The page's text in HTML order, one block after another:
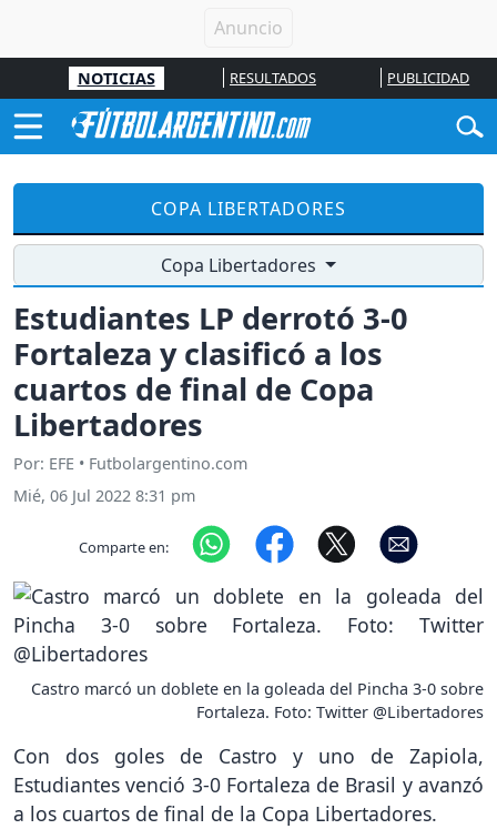
NOTICIAS RESULTADOS PUBLICIDAD
COPA LIBERTADORES
Copa Libertadores
Estudiantes LP derrotó 3-0
Fortaleza y clasificó a los
cuartos de final de Copa
Libertadores
Por: EFE • Futbolargentino.com
Mié, 06 Jul 2022 8:31 pm
Comparte en:
Castro marcó un doblete en la goleada del Pincha 3-0 sobre
Fortaleza. Foto: Twitter @Libertadores
Con dos goles de Castro y uno de Zapiola,
Estudiantes venció 3-0 Fortaleza de Brasil y avanzó
a los cuartos de final de la Copa Libertadores.